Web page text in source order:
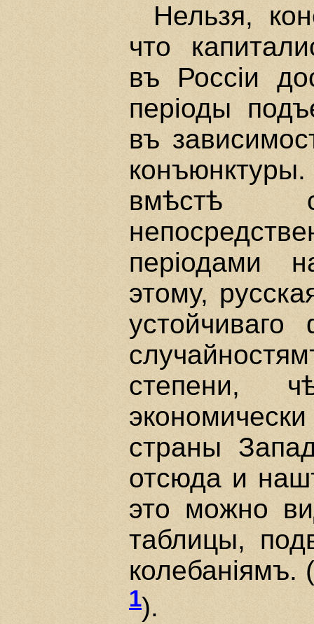
Нельзя,
что
въ Россiи
перiоды
въ
вмѣстѣ
перiодами
этому,
степени,
страны
отсюда и
это можно
таблицы,
колебанiямъ.
1).